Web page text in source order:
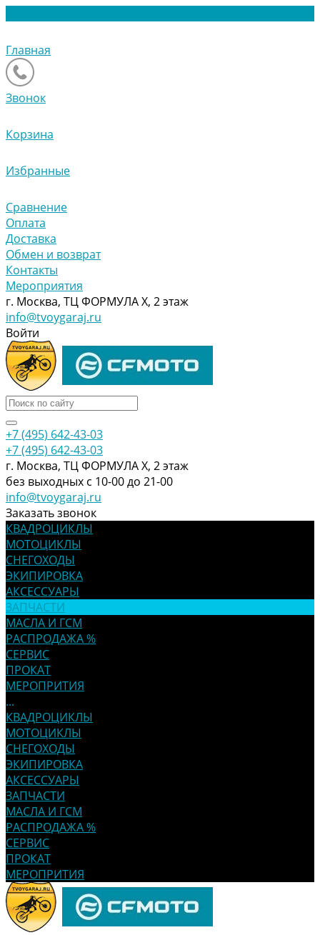
Главная
Звонок
Корзина
Избранные
Сравнение
Оплата
Доставка
Обмен и возврат
Контакты
Мероприятия
г. Москва, ТЦ ФОРМУЛА Х, 2 этаж
info@tvoygaraj.ru
Войти
+7 (495) 642-43-03
+7 (495) 642-43-03
г. Москва, ТЦ ФОРМУЛА Х, 2 этаж
без выходных с 10-00 до 21-00
info@tvoygaraj.ru
Заказать звонок
КВАДРОЦИКЛЫ
МОТОЦИКЛЫ
СНЕГОХОДЫ
ЭКИПИРОВКА
АКСЕССУАРЫ
ЗАПЧАСТИ
МАСЛА И ГСМ
РАСПРОДАЖА %
СЕРВИС
ПРОКАТ
МЕРОПРИТИЯ
...
КВАДРОЦИКЛЫ
МОТОЦИКЛЫ
СНЕГОХОДЫ
ЭКИПИРОВКА
АКСЕССУАРЫ
ЗАПЧАСТИ
МАСЛА И ГСМ
РАСПРОДАЖА %
СЕРВИС
ПРОКАТ
МЕРОПРИТИЯ